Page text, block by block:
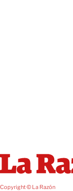
Copyright © La Razón